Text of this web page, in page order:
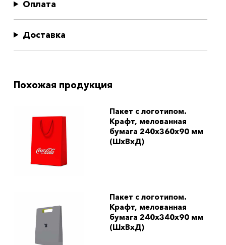
Оплата
Доставка
Похожая продукция
Пакет с логотипом.
Крафт, мелованная
бумага 240x360x90 мм
(ШхВхД)
Пакет с логотипом.
Крафт, мелованная
бумага 240x340x90 мм
(ШхВхД)